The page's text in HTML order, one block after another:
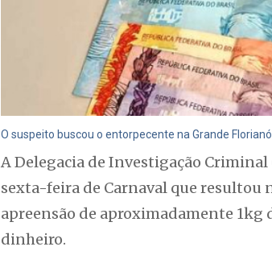
O suspeito buscou o entorpecente na Grande
A Delegacia de Investigação
sexta-feira de Carnaval que resultou
apreensão de aproximadamente 1kg
dinheiro.